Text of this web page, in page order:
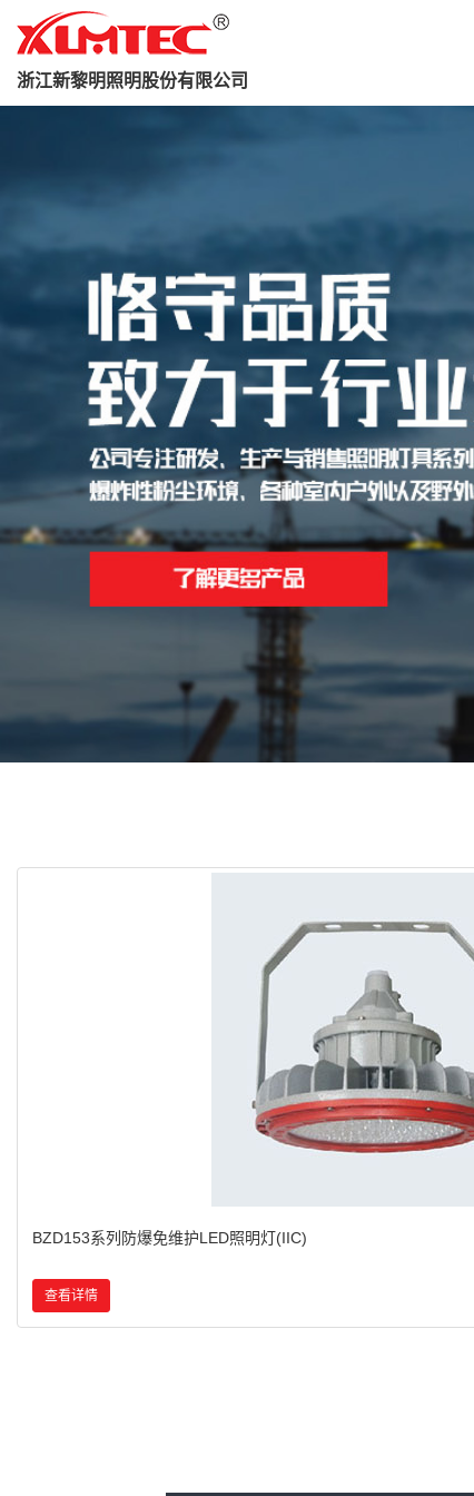
浙江新黎明照明股份有限公司
BZD180-103系列防爆免维护LED照明灯(IIC)
查看详情